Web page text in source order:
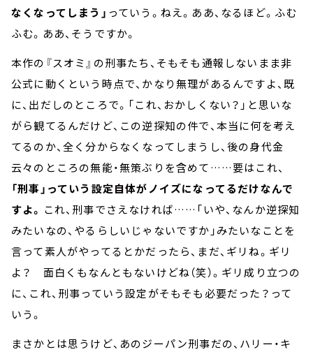
なくなってしまう」 っていう。ねえ。ああ、なるほど。ふむ
ふむ。ああ、そうですか。
本作の『スオミ』の刑事たち、そもそも通報しないまま非
公式に動くという時点で、かなり無理があるんですよ、既
に、出だしのところで。「これ、おかしくない？」と思いな
がら観てるんだけど、この逆探知の件で、本当に何を考え
てるのか、全く分からなくなってしまうし、後の身代金
云々のところの無能・無策ぶりを含めて……要はこれ、
「刑事」っていう設定自体がノイズになってるだけなんで
すよ。 これ、刑事でさえなければ……「いや、なんか逆探知
みたいなの、やるらしいじゃないですか」みたいなことを
言って素人がやってるとかだったら、まだ、ギリね。ギリ
よ？ 面白くもなんともないけどね（笑）。ギリ成り立つの
に、これ、刑事っていう設定がそもそも必要だった？って
いう。
まさかとは思うけど、あのジーパン刑事だの、ハリー・キ